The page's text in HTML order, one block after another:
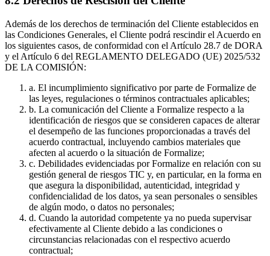
Además de los derechos de terminación del Cliente establecidos en
las Condiciones Generales, el Cliente podrá rescindir el Acuerdo en
los siguientes casos, de conformidad con el Artículo 28.7 de DORA
y el Artículo 6 del REGLAMENTO DELEGADO (UE) 2025/532
DE LA COMISIÓN:
a. El incumplimiento significativo por parte de Formalize de
las leyes, regulaciones o términos contractuales aplicables;
b. La comunicación del Cliente a Formalize respecto a la
identificación de riesgos que se consideren capaces de alterar
el desempeño de las funciones proporcionadas a través del
acuerdo contractual, incluyendo cambios materiales que
afecten al acuerdo o la situación de Formalize;
c. Debilidades evidenciadas por Formalize en relación con su
gestión general de riesgos TIC y, en particular, en la forma en
que asegura la disponibilidad, autenticidad, integridad y
confidencialidad de los datos, ya sean personales o sensibles
de algún modo, o datos no personales;
d. Cuando la autoridad competente ya no pueda supervisar
efectivamente al Cliente debido a las condiciones o
circunstancias relacionadas con el respectivo acuerdo
contractual;